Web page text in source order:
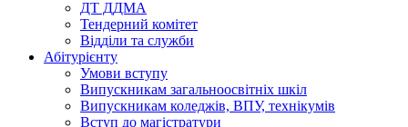
ДТ ДДМА
Тендерний комітет
Відділи та служби
Абітурієнту
Умови вступу
Випускникам загальноосвітніх шкіл
Випускникам коледжів, ВПУ, технікумів
Вступ до магістратури